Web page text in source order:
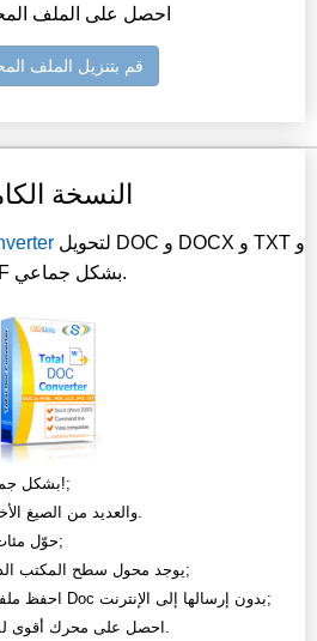
3) احصل على الملف
قم بتنزيل الملف
النسخة
لتحويل DOC و DOCX و TXT و
RTF بشكل جماعي.
حوّل ملفات DOC بشكل جماعي!;
من RTF إلى TIFF والعديد من الصيغ الأخرى.
حوّل مئات الملفات في 3 نقرات;
يوجد محول سطح المكتب الذي يعمل بدون الإنترنت;
احفظ ملفاتك بأمان، حوّل ملفات Doc بدون إرسالها إلى الإنترنت;
احصل على محرك أقوى لمعالجة الملفات الكبيرة.